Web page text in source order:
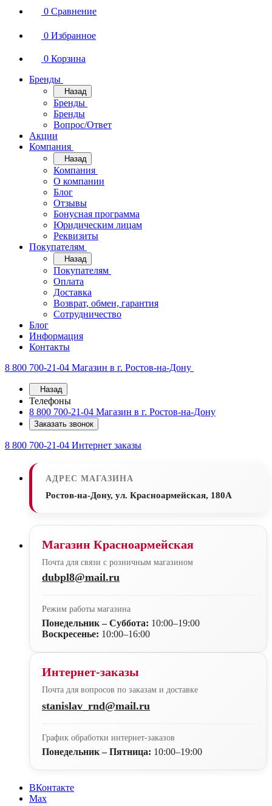
0 Сравнение
0 Избранное
0 Корзина
Бренды
Назад
Бренды
Бренды
Вопрос/Ответ
Акции
Компания
Назад
Компания
О компании
Блог
Отзывы
Бонусная программа
Юридическим лицам
Реквизиты
Покупателям
Назад
Покупателям
Оплата
Доставка
Возврат, обмен, гарантия
Сотрудничество
Блог
Информация
Контакты
8 800 700-21-04 Магазин в г. Ростов-на-Дону
Назад
Телефоны
8 800 700-21-04 Магазин в г. Ростов-на-Дону
Заказать звонок
8 800 700-21-04 Интернет заказы
АДРЕС МАГАЗИНА
Ростов-на-Дону, ул. Красноармейская, 180А
Магазин Красноармейская
Почта для связи с розничным магазином
dubpl8@mail.ru
Режим работы магазина
Понедельник – Суббота: 10:00–19:00
Воскресенье: 10:00–16:00
Интернет-заказы
Почта для вопросов по заказам и доставке
stanislav_rnd@mail.ru
График обработки интернет-заказов
Понедельник – Пятница: 10:00–19:00
ВКонтакте
Max